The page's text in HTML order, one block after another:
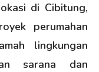
di Cibitung,
perumahan
lingkungan
sarana dan